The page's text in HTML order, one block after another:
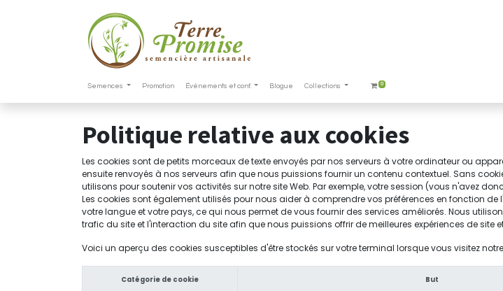
Semences Promotion Événements et conf. Blogue Collections 0
Politique relative aux cookies
Les cookies sont de petits morceaux de texte envoyés par nos serveurs à votre ordinateur ou
ensuite renvoyés à nos serveurs afin que nous puissions fournir un contenu contextuel. Sans
utilisons pour soutenir vos activités sur notre site Web. Par exemple, votre session (vous n'avez
Les cookies sont également utilisés pour nous aider à comprendre vos préférences en fonction
votre langue et votre pays, ce qui nous permet de vous fournir des services améliorés. Nous
trafic du site et l'interaction du site afin que nous puissions offrir de meilleures expériences de site
Voici un aperçu des cookies susceptibles d'être stockés sur votre terminal lorsque vous visitez
Catégorie de cookie But